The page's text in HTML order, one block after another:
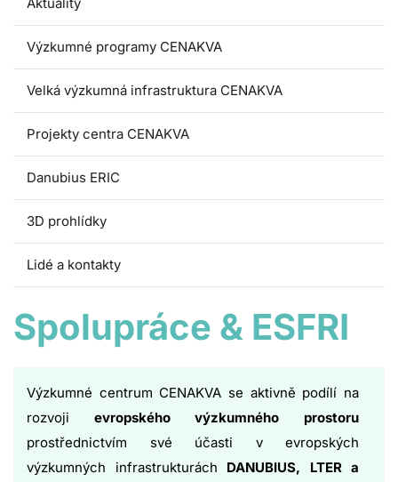
Výzkumné programy CENAKVA
Velká výzkumná infrastruktura CENAKVA
Projekty centra CENAKVA
Danubius ERIC
3D prohlídky
Lidé a kontakty
Spolupráce & ESFRI
Výzkumné centrum CENAKVA se aktivně podílí na
rozvoji evropského výzkumného prostoru
prostřednictvím své účasti v evropských
výzkumných infrastrukturách DANUBIUS, LTER a